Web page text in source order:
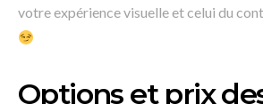
votre expérience visuelle et celui du
Options et prix